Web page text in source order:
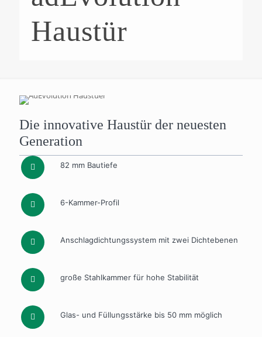
Haustür
Die innovative Haustür der neuesten
Generation
82 mm Bautiefe
6-Kammer-Profil
Anschlagdichtungssystem mit zwei Dichtebenen
große Stahlkammer für hohe Stabilität
Glas- und Füllungsstärke bis 50 mm möglich